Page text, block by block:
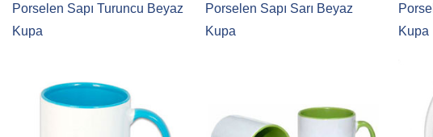
Porselen Sapı Turuncu Beyaz
Kupa
Porselen Sapı Sarı Beyaz
Kupa
Kupa